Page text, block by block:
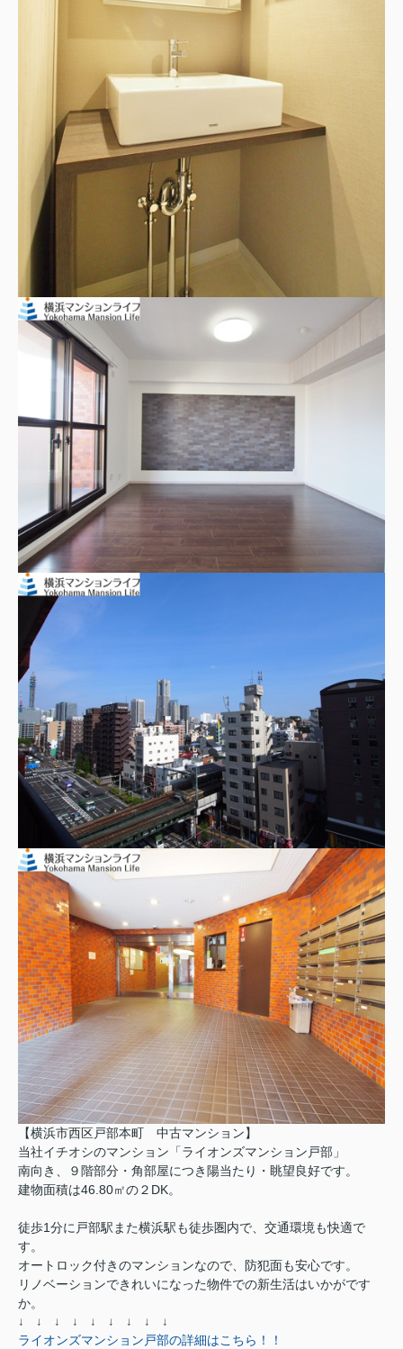
【横浜市西区戸部本町 中古マンション】
当社イチオシのマンション「ライオンズマンション戸部」
南向き、９階部分・角部屋につき陽当たり・眺望良好です。
建物面積は46.80㎡の２DK。
徒歩1分に戸部駅また横浜駅も徒歩圏内で、交通環境も快適で
す。
オートロック付きのマンションなので、防犯面も安心です。
リノベーションできれいになった物件での新生活はいかがです
か。
↓ ↓ ↓ ↓ ↓ ↓ ↓ ↓ ↓
ライオンズマンション戸部の詳細はこちら！！